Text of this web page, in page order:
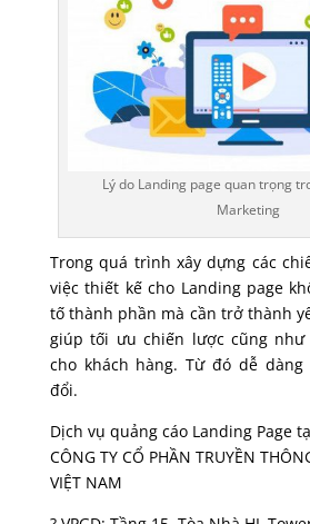
Lý do Landing page quan trọng
Marketing
Trong quá trình xây dựng các
việc thiết kế cho Landing page
tố thành phần mà cần trở thành
giúp tối ưu chiến lược cũng
cho khách hàng. Từ đó dễ
đổi.
Dịch vụ quảng cáo Landing Page
CÔNG TY CỔ PHẦN TRUYỀN
VIỆT NAM